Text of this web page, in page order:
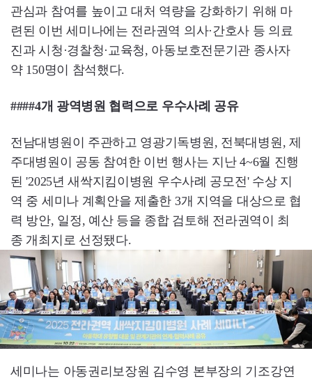
관심과 참여를 높이고 대처 역량을 강화하기 위해 마
련된 이번 세미나에는 전라권역 의사·간호사 등 의료
진과 시청·경찰청·교육청, 아동보호전문기관 종사자
약 150명이 참석했다.
####4개 광역병원 협력으로 우수사례 공유
전남대병원이 주관하고 영광기독병원, 전북대병원, 제
주대병원이 공동 참여한 이번 행사는 지난 4~6월 진행
된 '2025년 새싹지킴이병원 우수사례 공모전' 수상 지
역 중 세미나 계획안을 제출한 3개 지역을 대상으로 협
력 방안, 일정, 예산 등을 종합 검토해 전라권역이 최
종 개최지로 선정됐다.
세미나는 아동권리보장원 김수영 본부장의 기조강연